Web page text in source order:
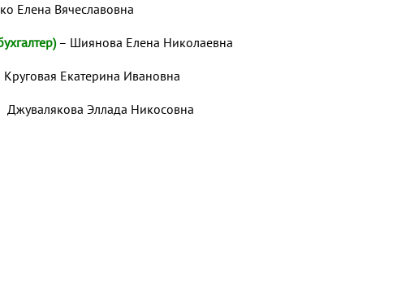
Елена Вячеславовна
– Шиянова Елена Николаевна
Екатерина Ивановна
Эллада Никосовна